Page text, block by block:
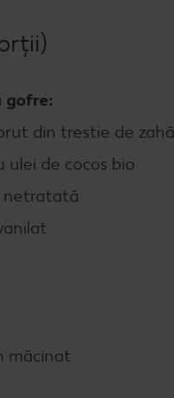
gofre:
din trestie de
ulei de cocos bio
netratată
măcinat